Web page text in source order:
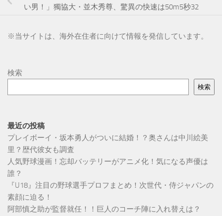
い男！」獨協大・並木秀尊、驚異の快速は50m5秒32
※当サイトは、海外在住者に向けて情報を発信しています。
検索
検索
最近の投稿
プレイボーイ・坂本勇人がついに結婚！？奥さんは中川絵美
里？歴代彼女も調査
人気野球漫画！忘却バッテリーがアニメ化！気になる声優は
誰？
『U18』注目の野球選手プロフまとめ！次世代・侍ジャパンの
素顔に迫る！
阿部慎之助が監督就任！！巨人のコーチ陣に入れ替えは？